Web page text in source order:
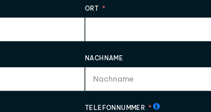
ORT
NACHNAME
TELEFONNUMMER